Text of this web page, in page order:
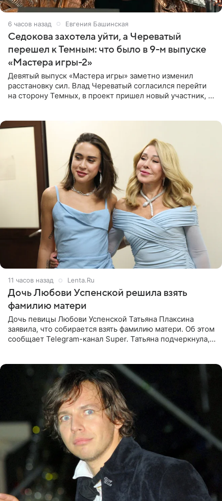
6 часов назад Евгения Башинская
Седокова захотела уйти, а Череватый
перешел к Темным: что было в 9-м выпуске
«Мастера игры-2»
Девятый выпуск «Мастера игры» заметно изменил
расстановку сил. Влад Череватый согласился перейти
на сторону Темных, в проект пришел новый участник, а
11 часов назад Lenta.Ru
Дочь Любови Успенской решила взять
фамилию матери
Дочь певицы Любови Успенской Татьяна Плаксина
заявила, что собирается взять фамилию матери. Об этом
сообщает Telegram-канал Super. Татьяна подчеркнула,